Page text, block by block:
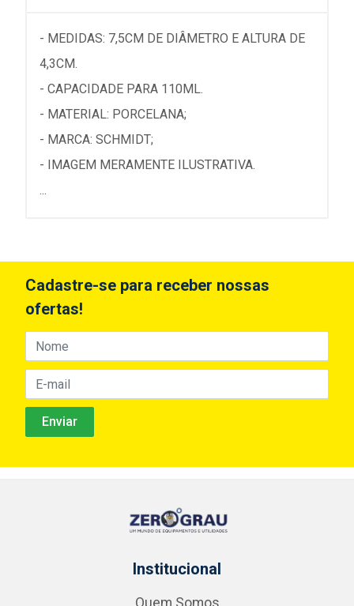
- MEDIDAS: 7,5CM DE DIÂMETRO E ALTURA DE
4,3CM.
- CAPACIDADE PARA 110ML.
- MATERIAL: PORCELANA;
- MARCA: SCHMIDT;
- IMAGEM MERAMENTE ILUSTRATIVA.
...
Cadastre-se para receber nossas
ofertas!
Institucional
Quem Somos